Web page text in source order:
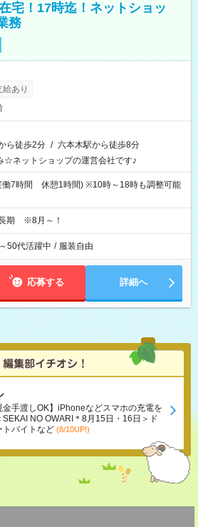
宅！17時迄！ネットショッ
務
あり
ら徒歩2分 / 六本木駅から徒歩8分
☆ネットショップの運営会社です♪
働7時間 休憩1時間) ※10時～18時も調整可能
長期 ※8月～！
50代活躍中 / 服装自由
応募する 詳細へ
金手渡しOK】iPhoneなどスマホの充電を
NO OWARI＊8月15日・16日＞ド
トバイトなど (8/10UP!)